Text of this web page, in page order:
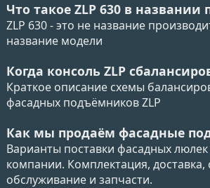
Что такое ZLP 630 в названии
ZLP 630 - это не название
название модели
Когда консоль ZLP
Краткое описание схемы
фасадных подъёмников ZLP
Как мы продаём фасадные
Варианты поставки фасадных
компании. Комплектация, доставка,
обслуживание и запчасти.